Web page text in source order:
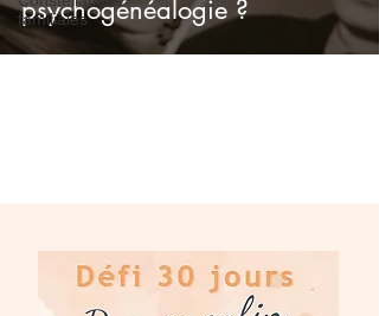
familiales
psychogénéalogie ?